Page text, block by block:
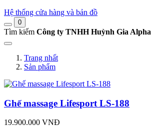
Hệ thống cửa hàng và bản đồ
0
Tìm kiếm Công ty TNHH Huỳnh Gia Alpha
Trang nhất
Sản phẩm
Ghế massage Lifesport LS-188
19.900.000 VNĐ